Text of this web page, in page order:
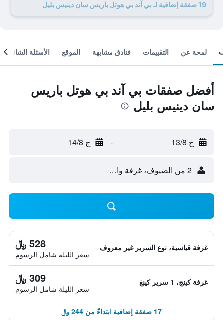
19 صفقة إضافية لـ بي آند بي هوتل باريس سان دينيس بليل
لمحة عن التقييمات فنادق مشابهة الموقع الأسئلة الشائعة
أفضل صفقات بي آند بي هوتل باريس
سان دينيس بليل
خ 13/8 - ج 14/8
2 من الضيوف، غرفة واحدة
غرفة قياسية، نوع السرير غير معروف 528 ﷼
سعر الليلة شامل الرسوم
غرفة كينج، 1 سرير كينغ 309 ﷼
سعر الليلة شامل الرسوم
17 صفقة إضافية ابتداءً من 244 ﷼